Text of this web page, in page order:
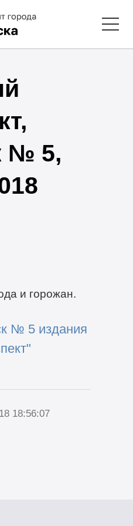
№ 5,
и горожан.
№ 5 издания
18:56:07